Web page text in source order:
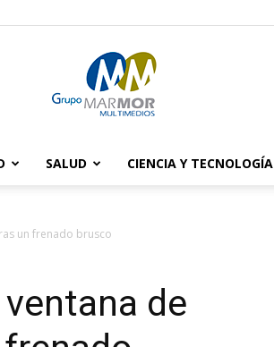
Marmor
SALUD CIENCIA Y TECNOLOGÍA
un frenado brusco
de